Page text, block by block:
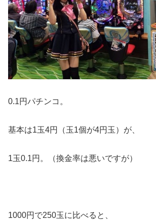
0.1円パチンコ。
基本は1玉4円（玉1個が4円玉）が、
1玉0.1円。（換金率は悪いですが）
1000円で250玉に比べると、